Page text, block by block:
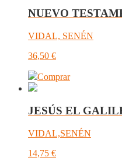
NUEVO
VIDAL, SENÉN
36,50 €
Comprar
JESÚS EL
VIDAL,SENÉN
14,75 €